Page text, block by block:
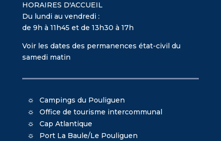
HORAIRES D'ACCUEIL
Du lundi au vendredi :
de 9h à 11h45 et de 13h30 à 17h
Voir les dates des permanences état-civil du
samedi matin
Campings du Pouliguen
Office de tourisme intercommunal
Cap Atlantique
Port La Baule/Le Pouliguen